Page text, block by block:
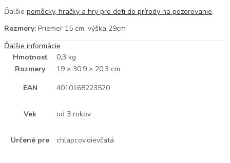
Ďalšie pomôcky, hračky a hry pre deti do prírody na pozorovanie.
Rozmery: Priemer 15 cm, výška 29cm
Ďalšie informácie
Hmotnosť
0,3 kg
Rozmery
19 × 30,9 × 20,3 cm
EAN
4010168223520
Vek od 3 rokov
Určené pre chlapcov,dievčatá